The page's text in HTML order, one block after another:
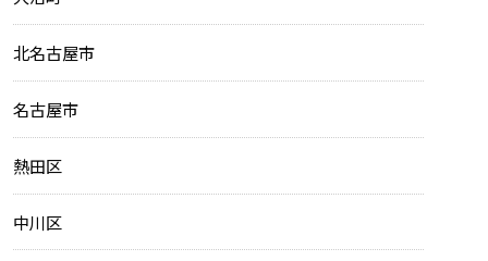
北名古屋市
名古屋市
熱田区
中川区